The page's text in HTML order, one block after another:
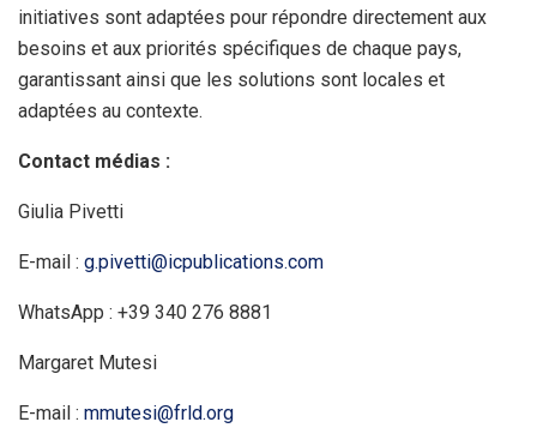
initiatives sont adaptées pour répondre directement aux
besoins et aux priorités spécifiques de chaque pays,
garantissant ainsi que les solutions sont locales et
adaptées au contexte.
Contact médias :
Giulia Pivetti
E-mail : g.pivetti@icpublications.com
WhatsApp : +39 340 276 8881
Margaret Mutesi
E-mail : mmutesi@frld.org